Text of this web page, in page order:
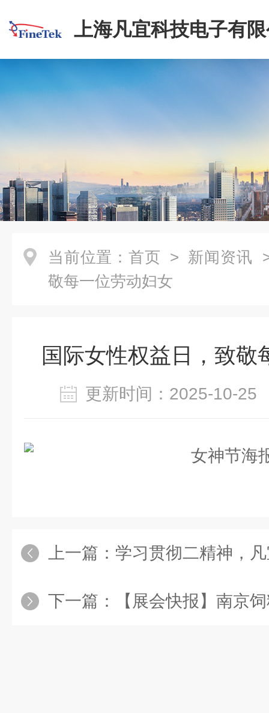
上海凡宜科技电子有
当前位置： 首页 > 新闻资讯
敬每一位劳动妇女
国际女性权益日，致敬
更新时间：2025-10-
上一篇： 学习贯彻二精神，凡宜
下一篇： 【展会快报】南京饲料工业展 | 厦门